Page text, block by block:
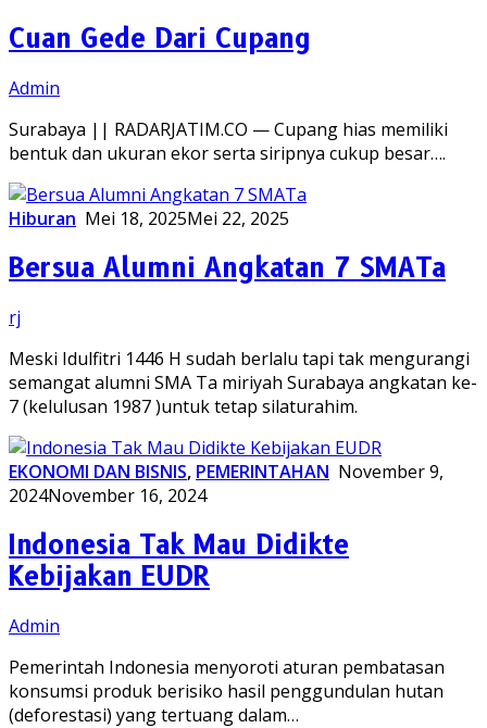
Cuan Gede Dari Cupang
Admin
Surabaya || RADARJATIM.CO — Cupang hias memiliki
bentuk dan ukuran ekor serta siripnya cukup besar….
Hiburan Mei 18, 2025Mei 22, 2025
Bersua Alumni Angkatan 7 SMATa
rj
Meski Idulfitri 1446 H sudah berlalu tapi tak mengurangi
semangat alumni SMA Ta miriyah Surabaya angkatan ke-
7 (kelulusan 1987 )untuk tetap silaturahim.
EKONOMI DAN BISNIS, PEMERINTAHAN November 9,
2024November 16, 2024
Indonesia Tak Mau Didikte
Kebijakan EUDR
Admin
Pemerintah Indonesia menyoroti aturan pembatasan
konsumsi produk berisiko hasil penggundulan hutan
(deforestasi) yang tertuang dalam…